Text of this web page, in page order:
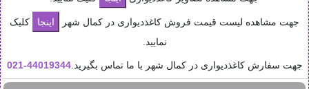
جهت مشاهده لیست قیمت فروش کاغذدیواری در کمال شهر
کلیک
نمایید.
جهت سفارش کاغذدیواری در کمال شهر با ما تماس بگیرید.44019344-
021